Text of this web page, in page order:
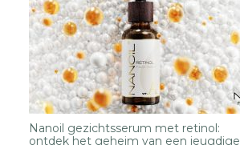
Nanoil gezichtsserum met retinol:
ontdek het geheim van een jeugdige